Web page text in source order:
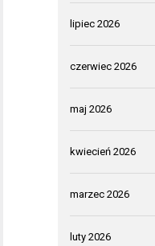
lipiec 2026
czerwiec 2026
maj 2026
kwiecień 2026
marzec 2026
luty 2026